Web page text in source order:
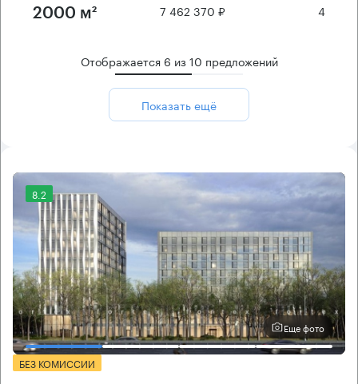
2000 м² 7 462 370 ₽ 4
Отображается 6 из10 предложений
Показать ещё
8.2
Еще фото
БЕЗ КОМИССИИ